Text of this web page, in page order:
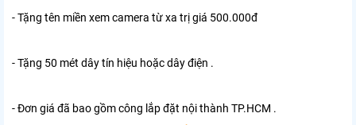
- Tặng tên miền xem camera từ xa trị giá 500.000đ
- Tặng 50 mét dây tín hiệu hoặc dây điện .
- Đơn giá đã bao gồm công lắp đặt nội thành TP.HCM .